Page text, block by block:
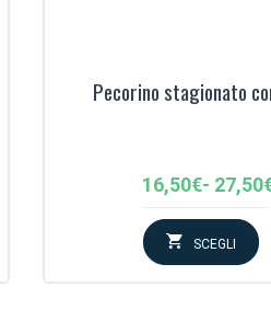
Pecorino stagionato
16,50€- 27,50
Fascia
da
SCEGLI